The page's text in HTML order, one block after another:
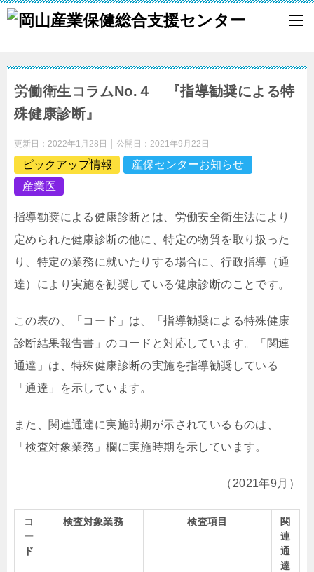
労働衛生コラムNo.４ 『指導勧奨による特
殊健康診断』
更新日： 2022年1月28日 公開日： 2021年9月22日
ピックアップ情報
産保センターお知らせ
産業医
指導勧奨による健康診断とは、労働安全衛生法により
定められた健康診断の他に、特定の物質を取り扱った
り、特定の業務に就いたりする場合に、行政指導（通
達）により実施を勧奨している健康診断のことです。
この表の、「コード」は、「指導勧奨による特殊健康
診断結果報告書」のコードと対応しています。「関連
通達」は、特殊健康診断の実施を指導勧奨している
「通達」を示しています。
また、関連通達に実施時期が示されているものは、
「検査対象業務」欄に実施時期を示しています。
（2021年9月）
コ
ー
ド
検査対象業務 検査項目
関
連
通
達